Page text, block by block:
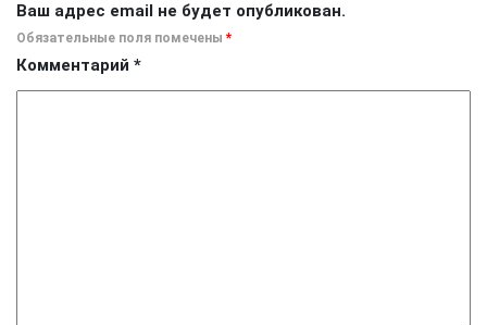
Ваш адрес email не будет опубликован.
Обязательные поля помечены *
Комментарий *